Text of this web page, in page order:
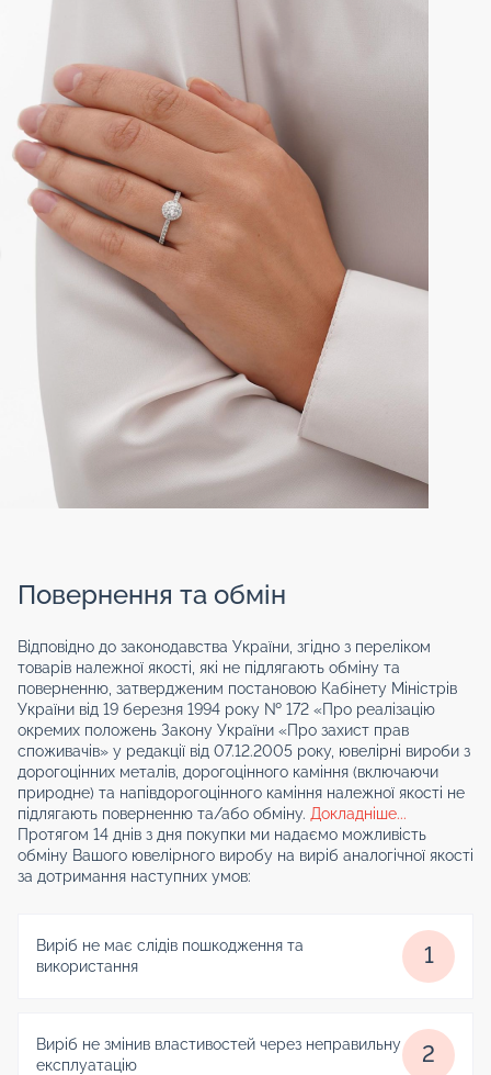
Повернення та обмін
Відповідно до законодавства України, згідно з переліком
товарів належної якості, які не підлягають обміну та
поверненню, затвердженим постановою Кабінету Міністрів
України від 19 березня 1994 року № 172 «Про реалізацію
окремих положень Закону України «Про захист прав
споживачів» у редакції від 07.12.2005 року, ювелірні вироби з
дорогоцінних металів, дорогоцінного каміння (включаючи
природне) та напівдорогоцінного каміння належної якості не
підлягають поверненню та/або обміну. Докладніше...
Протягом 14 днів з дня покупки ми надаємо можливість
обміну Вашого ювелірного виробу на виріб аналогічної якості
за дотримання наступних умов:
Виріб не має слідів пошкодження та
використання
1
Виріб не змінив властивостей через неправильну
експлуатацію
2